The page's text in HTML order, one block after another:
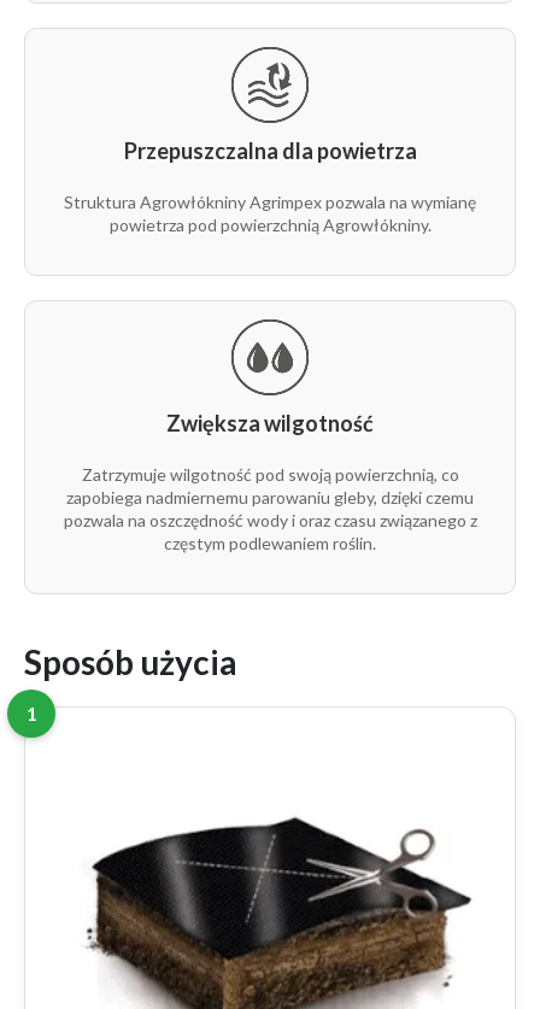
Przepuszczalna dla powietrza
Struktura Agrowłókniny Agrimpex pozwala na wymianę
powietrza pod powierzchnią Agrowłókniny.
Zwiększa wilgotność
Zatrzymuje wilgotność pod swoją powierzchnią, co
zapobiega nadmiernemu parowaniu gleby, dzięki czemu
pozwala na oszczędność wody i oraz czasu związanego z
częstym podlewaniem roślin.
Sposób użycia
1